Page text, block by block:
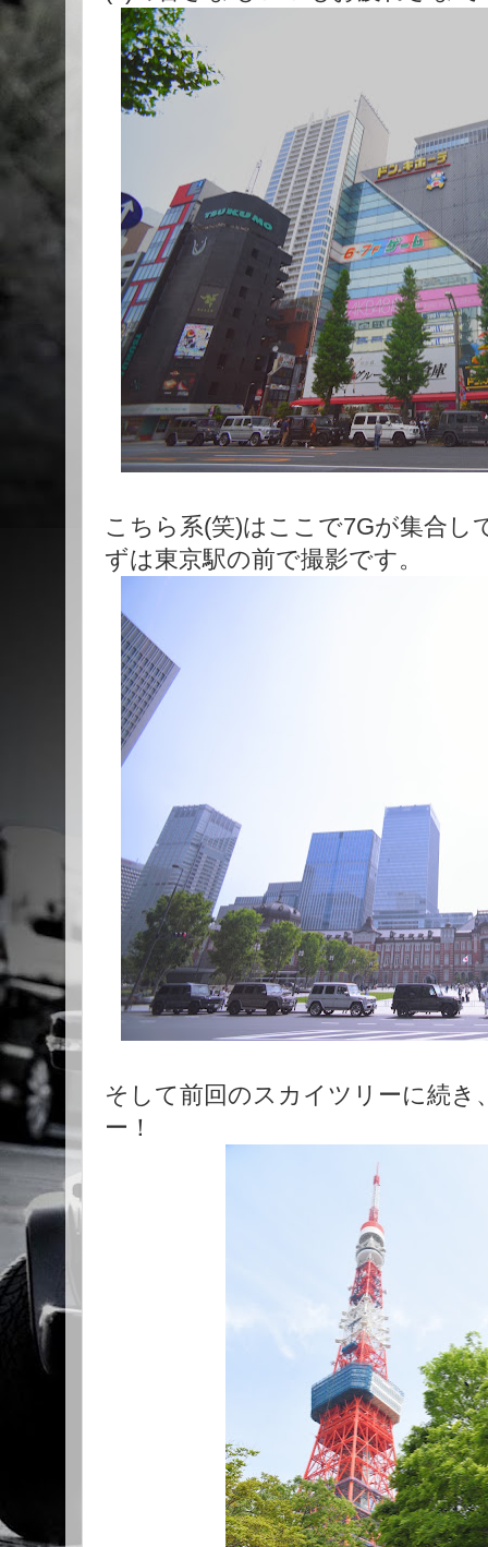
こちら系(笑)はここで7Gが集合し
ずは東京駅の前で撮影です。
そして前回のスカイツリーに続き
ー！